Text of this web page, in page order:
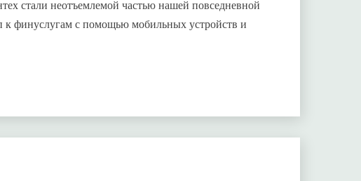
стали неотъемлемой частью нашей повседневной
финуслугам с помощью мобильных устройств и